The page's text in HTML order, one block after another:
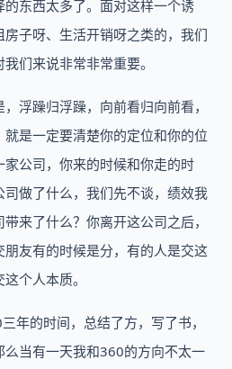
东西太多了。面对这样一个诱
子呀、生活开销呀之类的，我们
们来说非常非常重要。
浮躁归浮躁，向前看归向前看，
是一定要清楚你的定位和你的位
公司，你来的时候和你走的时
做了什么，我们先不谈，绩效我
来了什么？你离开这公司之后，
友有的时候是分，有的人是交这
个人本质。
年的时间，总结了方，写了书，
当有一天我和360的方向不太一